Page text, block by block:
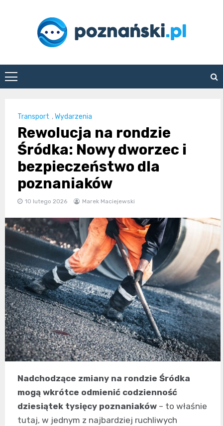
poznanski.pl
Transport ,Wydarzenia
Rewolucja na rondzie
Śródka: Nowy dworzec i
bezpieczeństwo dla
poznaniaków
10 lutego 2026 Marek Maciejewski
Nadchodzące zmiany na rondzie Śródka
mogą wkrótce odmienić codzienność
dziesiątek tysięcy poznaniaków – to właśnie
tutaj, w jednym z najbardziej ruchliwych